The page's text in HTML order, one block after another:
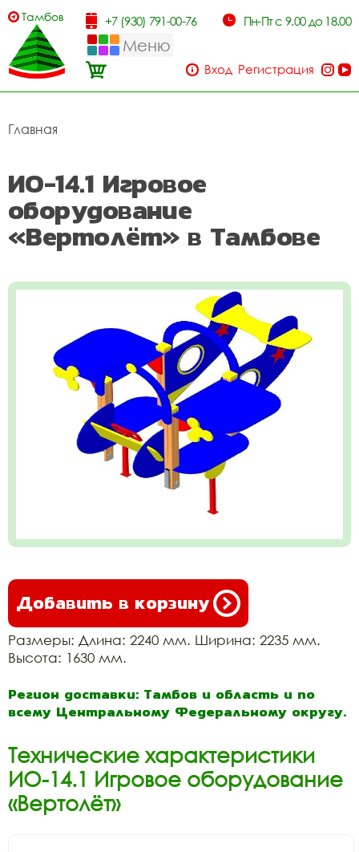
Тамбов +7 (930) 791-00-76 Пн-Пт с 9.00 до 18.00
Меню
Вход Регистрация
Главная
ИО-14.1 Игровое
оборудование
«Вертолёт» в Тамбове
Добавить в корзину
Размеры: Длина: 2240 мм. Ширина: 2235 мм.
Высота: 1630 мм.
Регион доставки: Тамбов и область и по
всему Центральному Федеральному округу.
Технические характеристики
ИО-14.1 Игровое оборудование
«Вертолёт»